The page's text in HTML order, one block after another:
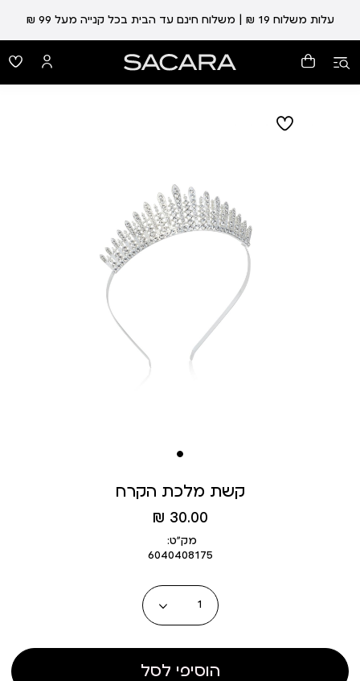
עלות משלוח 19 ₪ | משלוח חינם עד הבית בכל קנייה מעל 99 ₪
קשת מלכת הקרח
מחיר
מוצר
30.00 ₪
מק״ט:
6040408175
כמות
הוסיפי לסל